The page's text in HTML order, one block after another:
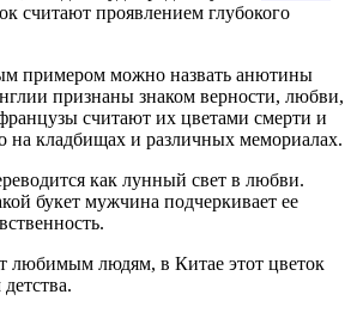
считают проявлением глубокого
примером можно назвать анютины
признаны знаком верности, любви,
считают их цветами смерти и
кладбищах и различных мемориалах.
как лунный свет в любви.
букет мужчина подчеркивает ее
любимым людям, в Китае этот цветок